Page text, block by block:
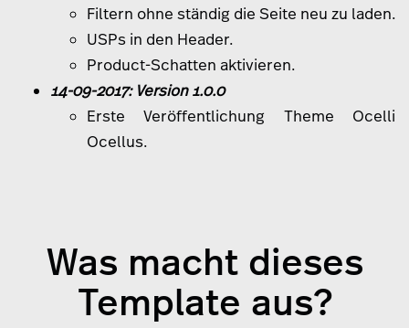
Filtern ohne ständig die Seite neu zu laden.
USPs in den Header.
Product-Schatten aktivieren.
14-09-2017: Version 1.0.0
Erste Veröffentlichung Theme Ocelli
Ocellus.
Was macht dieses
Template aus?